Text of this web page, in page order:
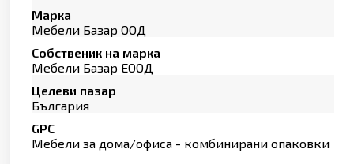
Марка
Мебели Базар ООД
Собственик на марка
Мебели Базар ЕООД
Целеви пазар
България
GPC
Мебели за дома/офиса - комбинирани опаковки